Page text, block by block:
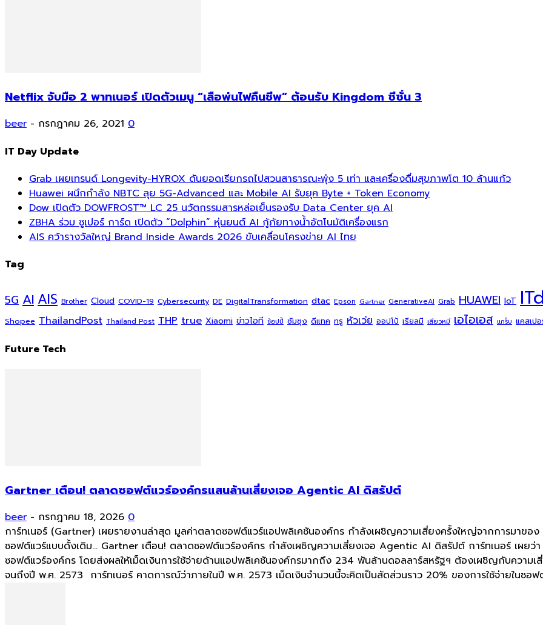
Netflix จับมือ 2 พาทเนอร์ เปิดตัวเมนู “เสือพ่นไฟคืนชีพ” ต้อนรับ Kingdom ซีซั่น 3
beer - กรกฎาคม 26, 2021 0
IT Day Update
Grab เผยเทรนด์ Longevity-HYROX ดันยอดเรียกรถไปสวนสาธารณะพุ่ง 5 เท่า และเครื่องดื่มสุขภาพโต 10 ล้านแก้ว
Huawei ผนึกกำลัง NBTC ลุย 5G-Advanced และ Mobile AI รับยุค Byte + Token Economy
Dow เปิดตัว DOWFROST™ LC 25 นวัตกรรมสารหล่อเย็นรองรับ Data Center ยุค AI
ZBHA ร่วม ซูเปอร์ การ์ด เปิดตัว “Dolphin” หุ่นยนต์ AI กู้ภัยทางน้ำอัตโนมัติเครื่องแรก
AIS คว้ารางวัลใหญ่ Brand Inside Awards 2026 ขับเคลื่อนโครงข่าย AI ไทย
Tag
5G AI AIS Brother Cloud COVID-19 Cybersecurity DE DigitalTransformation dtac Epson Gartner GenerativeAI Grab HUAWEI IoT
Shopee ThailandPost Thailand Post THP true Xiaomi ข่าวไอที ช้อปปี้ ซัมซุง ดีแทค ทรู หัวเว่ย ออปโป้ เรียลมี เสียวหมี่ เอไอเอส แกร็บ แคสเป
Future Tech
Gartner เตือน! ตลาดซอฟต์แวร์องค์กรแสนล้านเสี่ยงเจอ Agentic AI ดิสรัปต์
beer - กรกฎาคม 18, 2026 0
การ์ทเนอร์ (Gartner) เผยรายงานล่าสุด มูลค่าตลาดซอฟต์แวร์แอปพลิเคชันองค์กร กำลังเผชิญความเสี่ยงครั้งใหญ่จากการมาขอ
ซอฟต์แวร์แบบดั้งเดิม... Gartner เตือน! ตลาดซอฟต์แวร์องค์กร กำลังเผชิญความเสี่ยงเจอ Agentic AI ดิสรัปต์ การ์ทเนอร์ เผยว่
ซอฟต์แวร์องค์กร โดยส่งผลให้เม็ดเงินการใช้จ่ายด้านแอปพลิเคชันองค์กรมากถึง 234 พันล้านดอลลาร์สหรัฐฯ ต้องเผชิญกับความเ
จนถึงปี พ.ศ. 2573 การ์ทเนอร์ คาดการณ์ว่าภายในปี พ.ศ. 2573 เม็ดเงินจำนวนนี้จะคิดเป็นสัดส่วนราว 20% ของการใช้จ่ายในซอฟ